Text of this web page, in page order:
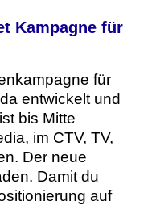
Kampagne für
für
entwickelt und
bis Mitte
im CTV, TV,
Der neue
Damit du
auf